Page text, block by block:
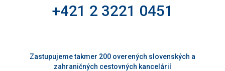
+421 2 3221 0451
Zastupujeme takmer 200 overených slovenských a
zahraničných cestovných kancelárií